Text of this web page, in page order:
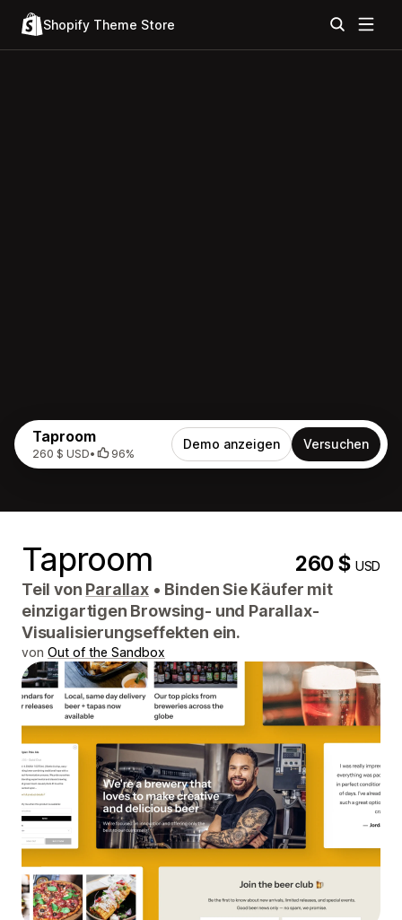
Shopify Theme Store
Taproom
260 $ USD• 96%
Demo anzeigen Versuchen
Taproom 260 $USD
Teil von Parallax • Binden Sie Käufer mit
einzigartigen Browsing- und Parallax-
Visualisierungseffekten ein.
von Out of the Sandbox